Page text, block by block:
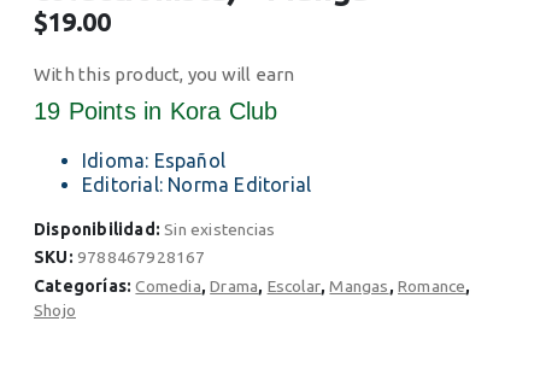
$19.00
With this product, you will earn
19 Pointsin Kora Club
Idioma: Español
Editorial: Norma Editorial
Disponibilidad:Sin existencias
SKU: 9788467928167
Categorías:Comedia,Drama, Escolar,Mangas,Romance,
Shojo